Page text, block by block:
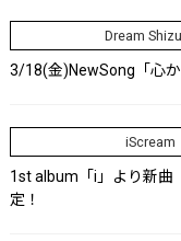
Dream
3/18(金)NewSong「心か
iScream
1st album「i」より新
定！